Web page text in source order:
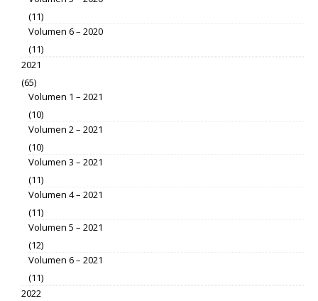
(11)
Volumen 6 – 2020
(11)
2021
(65)
Volumen 1 – 2021
(10)
Volumen 2 – 2021
(10)
Volumen 3 – 2021
(11)
Volumen 4 – 2021
(11)
Volumen 5 – 2021
(12)
Volumen 6 – 2021
(11)
2022